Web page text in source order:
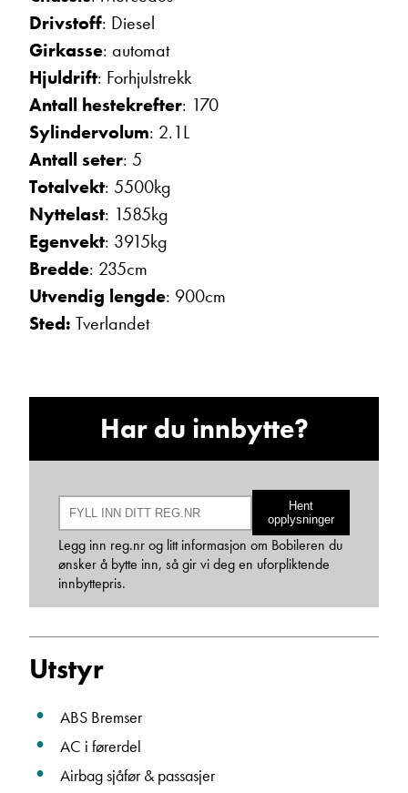
Ann Kristin Hattrem
Vis telefon
Vis epost
Ta kontakt
Lurer du på noe? Spør!
Hva gjelder det?
E-post
Beskrivelse
Drivstoff: Diesel
Girkasse: automat
Hjuldrift: Forhjulstrekk
Antall hestekrefter: 170
Sylindervolum: 2.1L
Antall seter: 5
Totalvekt: 5500kg
Nyttelast: 1585kg
Egenvekt: 3915kg
Bredde: 235cm
Utvendig lengde: 900cm
Sted: Tverlandet
Har du innbytte?
Hent
opplysninger
Legg inn reg.nr og litt informasjon om Bobileren du
ønsker å bytte inn, så gir vi deg en uforpliktende
innbyttepris.
Utstyr
ABS Bremser
AC i førerdel
Airbag sjåfør & passasjer